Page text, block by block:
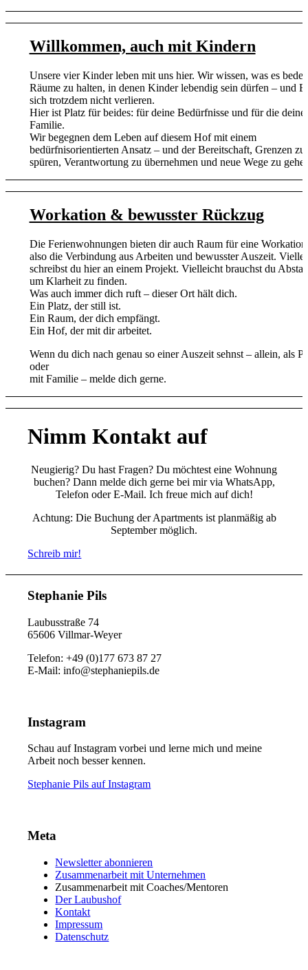
Willkommen, auch mit Kindern
Unsere vier Kinder leben mit uns hier. Wir wissen, was es
Räume zu halten, in denen Kinder lebendig sein dürfen – und
sich trotzdem nicht verlieren.
Hier ist Platz für beides: für deine Bedürfnisse und für die deiner
Familie.
Wir begegnen dem Leben auf diesem Hof mit einem
bedürfnisorientierten Ansatz – und der Bereitschaft, Grenzen zu
spüren, Verantwortung zu übernehmen und neue Wege zu
Workation & bewusster Rückzug
Die Ferienwohnungen bieten dir auch Raum für eine
also die Verbindung aus Arbeiten und bewusster Auszeit.
schreibst du hier an einem Projekt. Vielleicht brauchst du
um Klarheit zu finden.
Was auch immer dich ruft – dieser Ort hält dich.
Ein Platz, der still ist.
Ein Raum, der dich empfängt.
Ein Hof, der mit dir arbeitet.
Wenn du dich nach genau so einer Auszeit sehnst – allein, als
oder
mit Familie – melde dich gerne.
Nimm Kontakt auf
Neugierig? Du hast Fragen? Du möchtest eine Wohnung
buchen? Dann melde dich gerne bei mir via WhatsApp,
Telefon oder E-Mail. Ich freue mich auf dich!
Achtung: Die Buchung der Apartments ist planmäßig ab
September möglich.
Schreib mir!
Stephanie Pils
Laubusstraße 74
65606 Villmar-Weyer
Telefon: +49 (0)177 673 87 27
E-Mail: info@stephaniepils.de
Instagram
Schau auf Instagram vorbei und lerne mich und meine
Arbeit noch besser kennen.
Stephanie Pils auf Instagram
Meta
Newsletter abonnieren
Zusammenarbeit mit Unternehmen
Zusammenarbeit mit Coaches/Mentoren
Der Laubushof
Kontakt
Impressum
Datenschutz